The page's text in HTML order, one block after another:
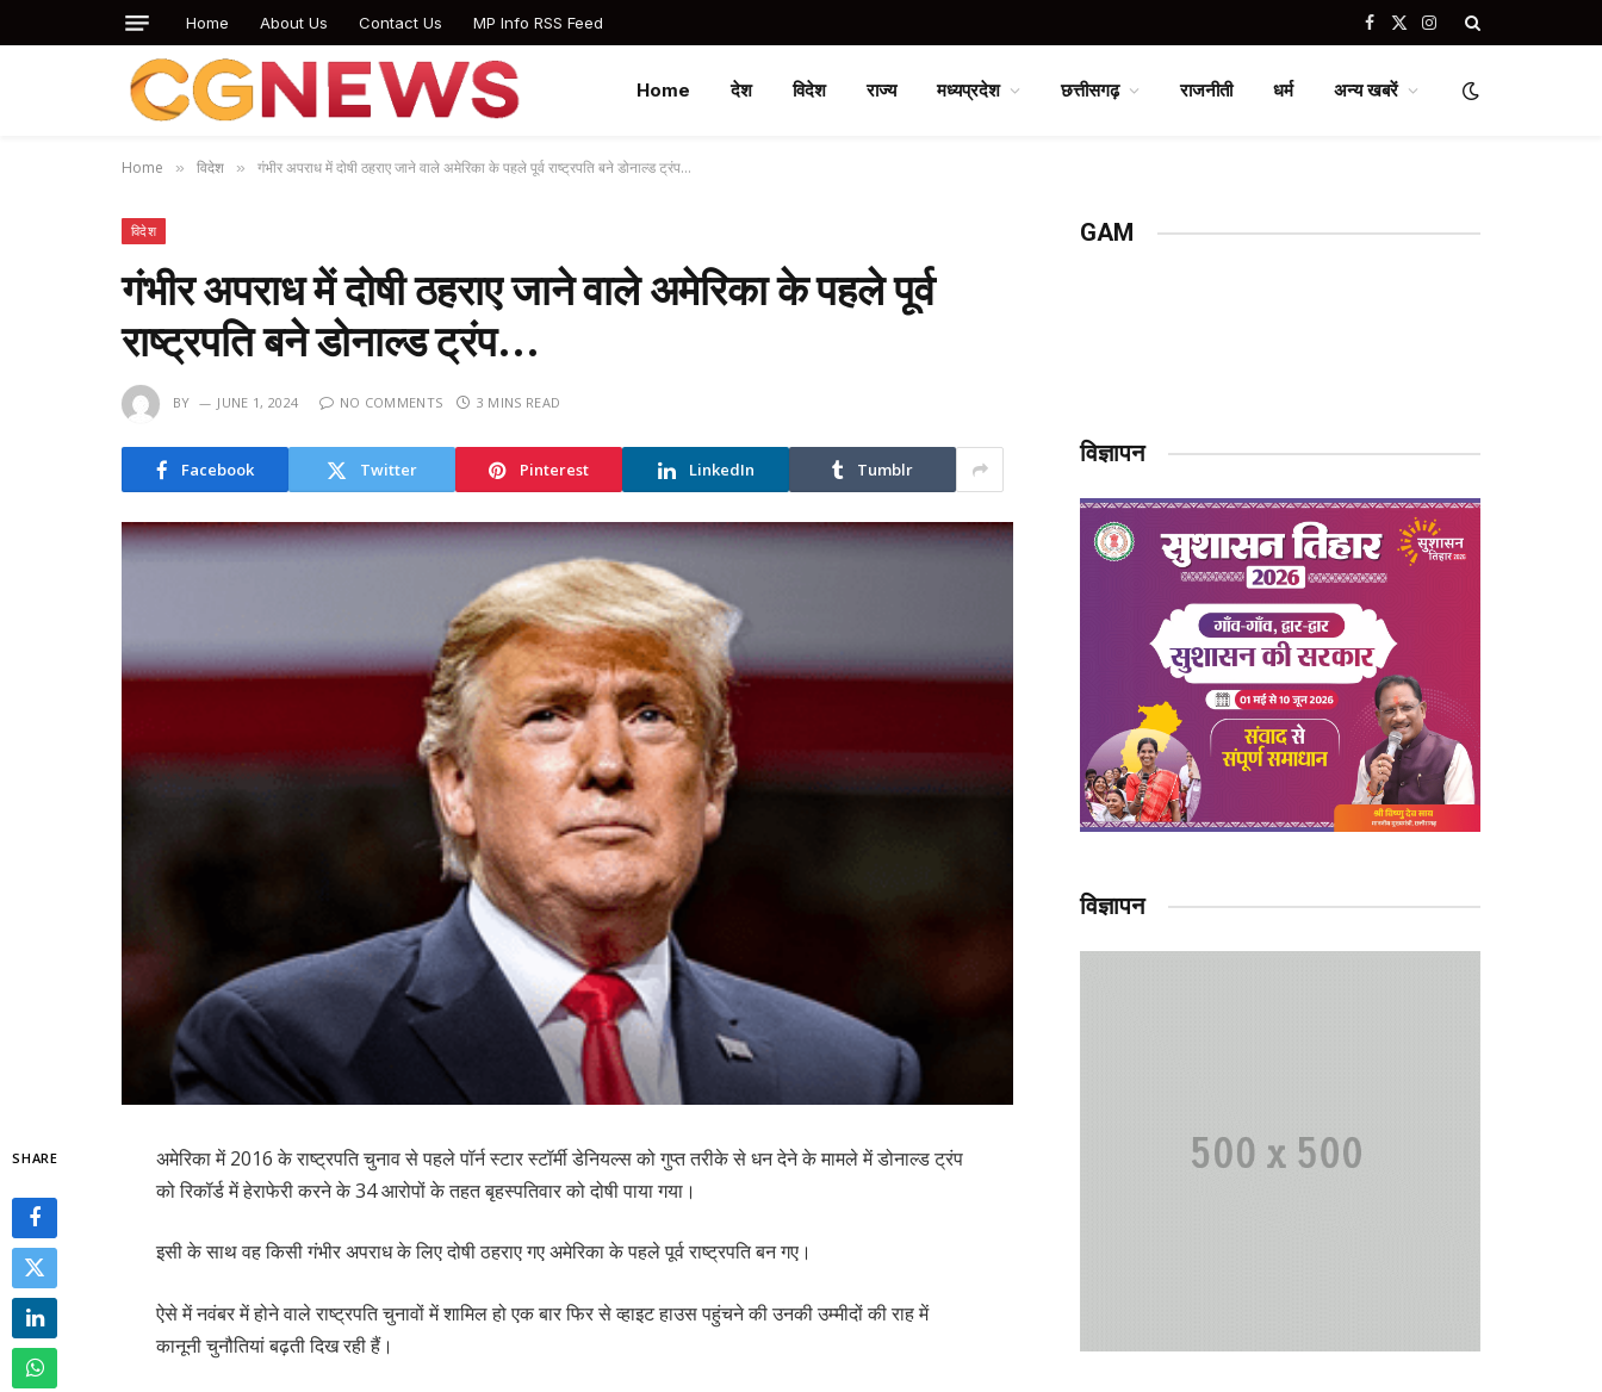
Home About Us Contact Us MP Info RSS Feed Facebook
X
Instagram
Home देश विदेश राज्य मध्यप्रदेश छत्तीसगढ़ राजनीती धर्म अन्य खबरें
Home » विदेश » गंभीर अपराध में दोषी ठहराए जाने वाले अमेरिका के पहले पूर्व राष्ट्रपति बने डोनाल्ड ट्रंप…
विदेश
गंभीर अपराध में दोषी ठहराए जाने वाले अमेरिका के पहले पूर्व
राष्ट्रपति बने डोनाल्ड ट्रंप…
BY JUNE 1, 2024 NO COMMENTS 3 MINS READ
Facebook Twitter Pinterest LinkedIn Tumblr
SHARE
अमेरिका में 2016 के राष्ट्रपति चुनाव से पहले पॉर्न स्टार स्टॉर्मी डेनियल्स को गुप्त तरीके से धन देने के मामले में डोनाल्ड ट्रंप
को रिकॉर्ड में हेराफेरी करने के 34 आरोपों के तहत बृहस्पतिवार को दोषी पाया गया।
इसी के साथ वह किसी गंभीर अपराध के लिए दोषी ठहराए गए अमेरिका के पहले पूर्व राष्ट्रपति बन गए।
ऐसे में नवंबर में होने वाले राष्ट्रपति चुनावों में शामिल हो एक बार फिर से व्हाइट हाउस पहुंचने की उनकी उम्मीदों की राह में
कानूनी चुनौतियां बढ़ती दिख रही हैं।
GAM
विज्ञापन
विज्ञापन